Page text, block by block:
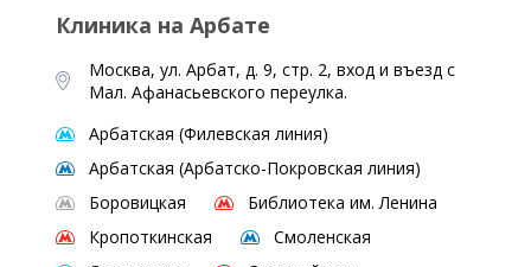
Клиника на Арбате
Москва, ул. Арбат, д. 9, стр. 2, вход и въезд с
Мал. Афанасьевского переулка.
Арбатская (Филевская линия)
Арбатская (Арбатско-Покровская линия)
Боровицкая
Библиотека им. Ленина
Кропоткинская
Смоленская